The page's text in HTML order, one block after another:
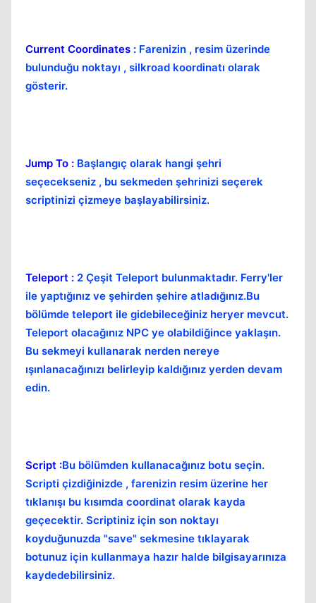
Current Coordinates : Farenizin , resim üzerinde
bulunduğu noktayı , silkroad koordinatı olarak
gösterir.
Jump To : Başlangıç olarak hangi şehri
seçecekseniz , bu sekmeden şehrinizi seçerek
scriptinizi çizmeye başlayabilirsiniz.
Teleport : 2 Çeşit Teleport bulunmaktadır. Ferry'ler
ile yaptığınız ve şehirden şehire atladığınız.Bu
bölümde teleport ile gidebileceğiniz heryer mevcut.
Teleport olacağınız NPC ye olabildiğince yaklaşın.
Bu sekmeyi kullanarak nerden nereye
ışınlanacağınızı belirleyip kaldığınız yerden devam
edin.
Script :Bu bölümden kullanacağınız botu seçin.
Scripti çizdiğinizde , farenizin resim üzerine her
tıklanışı bu kısımda coordinat olarak kayda
geçecektir. Scriptiniz için son noktayı
koyduğunuzda "save" sekmesine tıklayarak
botunuz için kullanmaya hazır halde bilgisayarınıza
kaydedebilirsiniz.